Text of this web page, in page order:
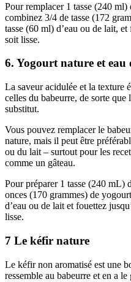
Pour remplacer 1 tasse (240 ml)
combinez 3/4 de tasse (172
tasse (60 ml) d’eau ou de lait,
soit lisse.
6. Yogourt nature et eau
La saveur acidulée et la texture
celles du babeurre, de sorte
substitut.
Vous pouvez remplacer le
nature, mais il peut être
ou du lait – surtout pour les
comme un gâteau.
Pour préparer 1 tasse (240 mL)
onces (170 grammes) de
d’eau ou de lait et fouettez
lisse.
7 Le kéfir nature
Le kéfir non aromatisé est une
ressemble au babeurre et en a le